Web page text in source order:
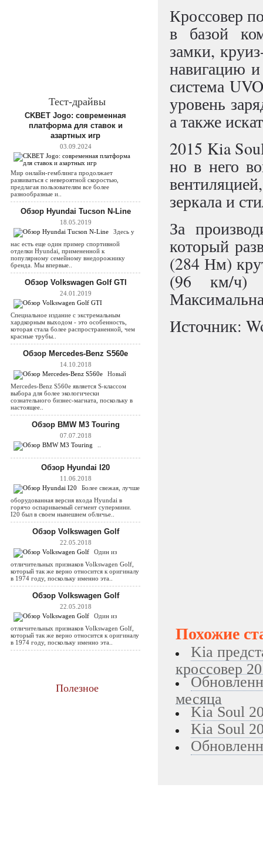
Тест-драйвы
CKBET Jogo: современная
платформа для ставок и
азартных игр
03.09.2024
Мир онлайн-гемблинга продолжает
развиваться с невероятной скоростью,
предлагая пользователям все более
разнообразные и..
Обзор Hyundai Tucson N-Line
18.05.2019
Здесь у
нас есть еще один пример спортивной
отделки Hyundai, примененной к
популярному семейному внедорожнику
бренда. Мы впервые..
Обзор Volkswagen Golf GTI
24.01.2019
Специальное издание с экстремальным
хардкорным выходом - это особенность,
которая стала более распространенной, чем
красные трубы..
Обзор Mercedes-Benz S560e
14.10.2018
Новый
Mercedes-Benz S560e является S-классом
выбора для более экологически
сознательного бизнес-магната, поскольку в
настоящее..
Обзор BMW M3 Touring
07.07.2018
Обзор Hyundai I20
11.06.2018
Более свежая, лучше
оборудованная версия входа Hyundai в
горячо оспариваемый сегмент супермини.
I20 был в своем нынешнем обличье..
Обзор Volkswagen Golf
22.05.2018
Один из
отличительных признаков Volkswagen Golf,
который так же верно относится к оригиналу
в 1974 году, поскольку именно эта..
Обзор Volkswagen Golf
22.05.2018
Один из
отличительных признаков Volkswagen Golf,
который так же верно относится к оригиналу
в 1974 году, поскольку именно эта..
Полезное
Кроссовер
в базой
замки,
навигацию
система
уровень
а также
2015 Kia
но в него
зеркала и
За
который
(284 Нм)
(96 км/ч)
Источник:
Похожие
Kia
кроссовер
месяца
Kia Soul
Kia Soul